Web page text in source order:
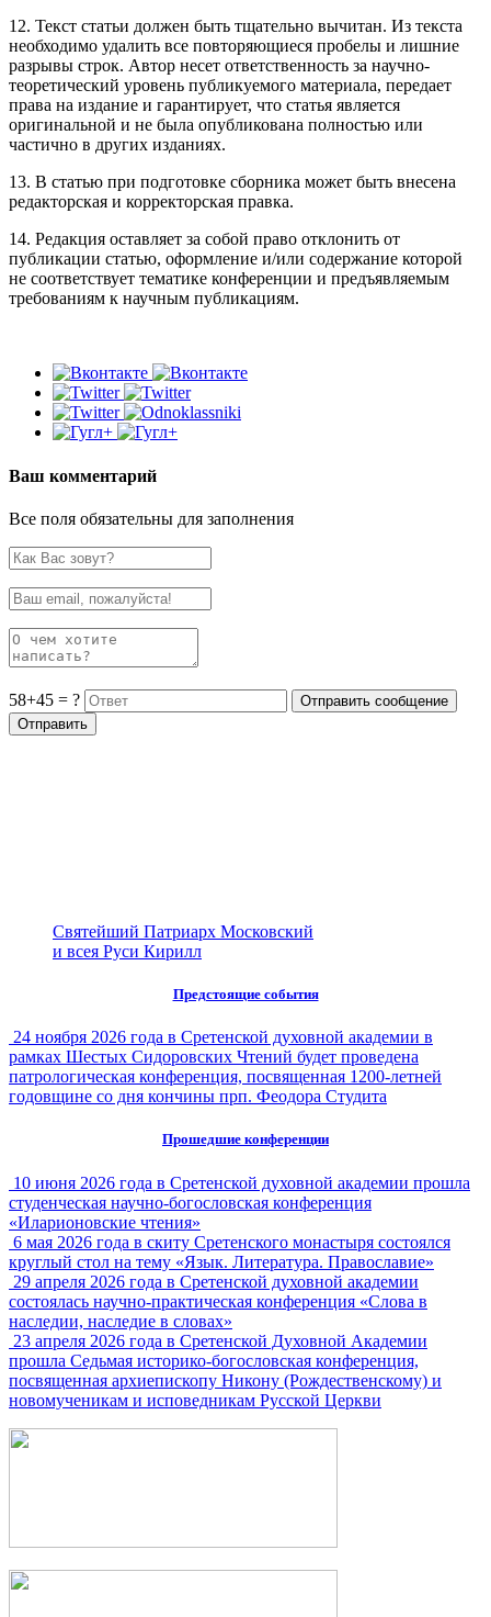
12. Текст статьи должен быть тщательно вычитан. Из текста
необходимо удалить все повторяющиеся пробелы и лишние
разрывы строк. Автор несет ответственность за научно-
теоретический уровень публикуемого материала, передает
права на издание и гарантирует, что статья является
оригинальной и не была опубликована полностью или
частично в других изданиях.
13. В статью при подготовке сборника может быть внесена
редакторская и корректорская правка.
14. Редакция оставляет за собой право отклонить от
публикации статью, оформление и/или содержание которой
не соответствует тематике конференции и предъявляемым
требованиям к научным публикациям.
Ваш комментарий
Все поля обязательны для заполнения
58+45 = ?
Святейший Патриарх Московский
и всея Руси Кирилл
Предстоящие события
24 ноября 2026 года в Сретенской духовной академии в
рамках Шестых Сидоровских Чтений будет проведена
патрологическая конференция, посвященная 1200-летней
годовщине со дня кончины прп. Феодора Студита
Прошедшие конференции
10 июня 2026 года в Сретенской духовной академии прошла
студенческая научно-богословская конференция
«Иларионовские чтения»
6 мая 2026 года в скиту Сретенского монастыря состоялся
круглый стол на тему «Язык. Литература. Православие»
29 апреля 2026 года в Сретенской духовной академии
состоялась научно-практическая конференция «Слова в
наследии, наследие в словах»
23 апреля 2026 года в Сретенской Духовной Академии
прошла Седьмая историко-богословская конференция,
посвященная архиепископу Никону (Рождественскому) и
новомученикам и исповедникам Русской Церкви